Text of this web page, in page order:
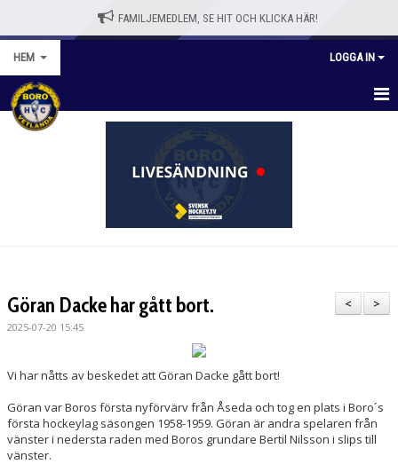
FAMILJEMEDLEM, SE HIT OCH KLICKA HÄR!
HEM LOGGA IN
HEM
KALENDER
MATCHER
>
<
Göran Dacke har gått bort.
2025-07-20 15:45
Vi har nåtts av beskedet att Göran Dacke gått bort!
Göran var Boros första nyförvärv från Åseda och tog en plats i Boro´s
första hockeylag säsongen 1958-1959. Göran är andra spelaren från
vänster i nedersta raden med Boros grundare Bertil Nilsson i slips till
vänster.